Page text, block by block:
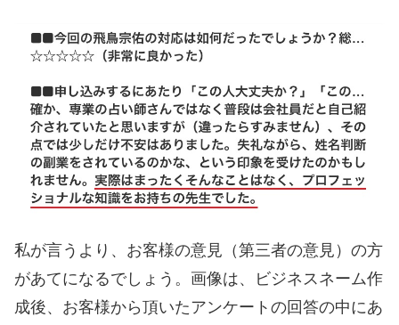
私が言うより、お客様の意見（第三者の意見）の方
があてになるでしょう。画像は、ビジネスネーム作
成後、お客様から頂いたアンケートの回答の中にあ